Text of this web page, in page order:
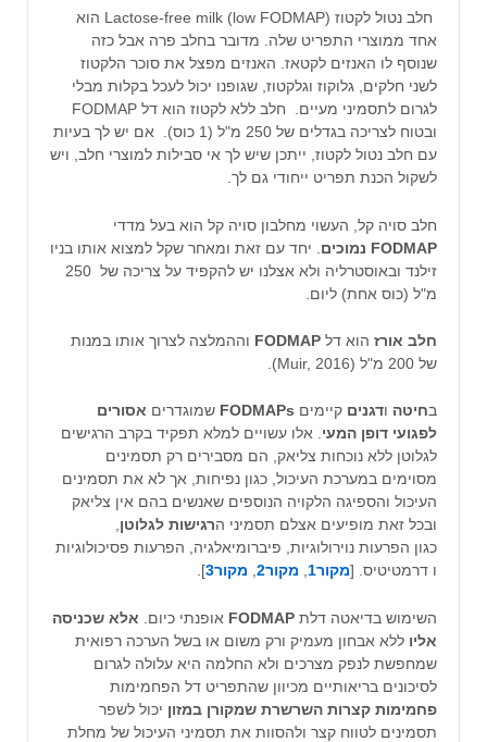
חלב נטול לקטוז (Lactose-free milk (low FODMAP הוא
אחד ממוצרי התפריט שלה. מדובר בחלב פרה אבל כזה
שנוסף לו האנזים לקטאז. האנזים מפצל את סוכר הלקטוז
לשני חלקים, גלוקוז וגלקטוז, שגופנו יכול לעכל בקלות מבלי
לגרום לתסמיני מעיים. חלב ללא לקטוז הוא דל FODMAP
ובטוח לצריכה בגדלים של 250 מ"ל (1 כוס). אם יש לך בעיות
עם חלב נטול לקטוז, ייתכן שיש לך אי סבילות למוצרי חלב, ויש
לשקול הכנת תפריט ייחודי גם לך.
חלב סויה קל, העשוי מחלבון סויה קל הוא בעל מדדי
FODMAP נמוכים
. יחד עם זאת ומאחר שקל למצוא אותו בניו
זילנד ובאוסטרליה ולא אצלנו יש להקפיד על צריכה של 250
מ"ל (כוס אחת) ליום.
חלב אורז הוא דל FODMAP וההמלצה לצרוך אותו במנות
של 200 מ"ל (Muir, 2016).
בחיטה ודגנים קיימים FODMAPs שמוגדרים אסורים
לפגועי דופן המעי. אלו עשויים למלא תפקיד בקרב הרגישים
לגלוטן ללא נוכחות צליאק, הם מסבירים רק תסמינים
מסוימים במערכת העיכול, כגון נפיחות, אך לא את תסמינים
העיכול והספיגה הלקויה הנוספים שאנשים בהם אין צליאק
ובכל זאת מופיעים אצלם תסמיני הרגישות לגלוטן,
כגון הפרעות נוירולוגיות, פיברומיאלגיה, הפרעות פסיכולוגיות
ו דרמטיטיס. [מקור1 , מקור2 , מקור3 ].
השימוש בדיאטה דלת FODMAP אופנתי כיום.
אלא שכניסה
אליו ללא אבחון מעמיק ורק משום או בשל הערכה רפואית
שמחפשת לנפק מצרכים ולא החלמה היא עלולה לגרום
לסיכונים בריאותיים מכיוון שהתפריט דל הפחמימות
פחמימות קצרות השרשרת שמקורן במזון יכול לשפר
תסמינים לטווח קצר ולהסוות את תסמיני העיכול של מחלת